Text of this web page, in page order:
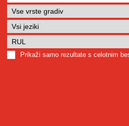
Prikaži samo rezultate s celotnim